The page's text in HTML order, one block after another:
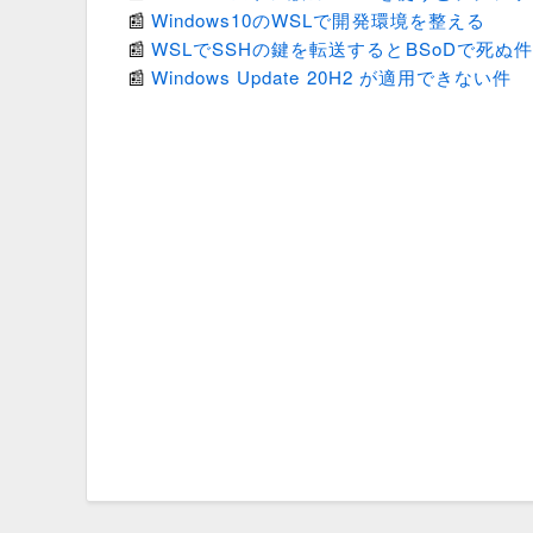
Windows10のWSLで開発環境を整える
WSLでSSHの鍵を転送するとBSoDで死ぬ
Windows Update 20H2 が適用できない件